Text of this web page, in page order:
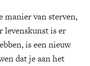
manier van sterven,
levenskunst is er
is een nieuw
dat je aan het